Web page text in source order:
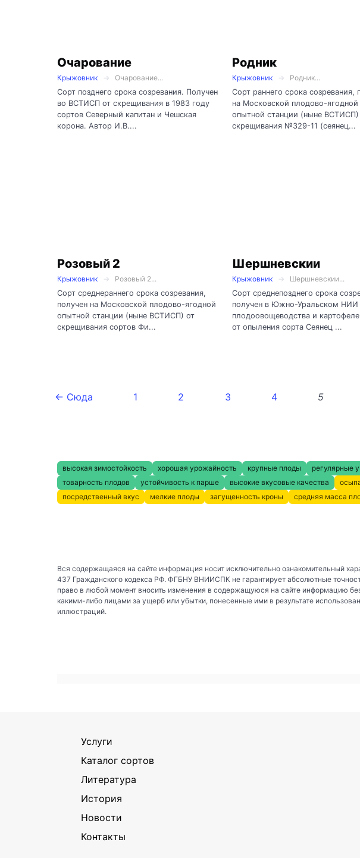
Очарование
Крыжовник
Очарование...
Сорт позднего срока созревания. Получен
во ВСТИСП от скрещивания в 1983 году
сортов Северный капитан и Чешская
корона. Автор И.В....
Родник
Крыжовник
Родник...
Сорт раннего срока созревания,
на Московской плодово-ягодной
опытной станции (ныне ВСТИСП)
скрещивания №329-11 (сеянец...
Розовый 2
Крыжовник
Розовый 2...
Сорт среднераннего срока созревания,
получен на Московской плодово-ягодной
опытной станции (ныне ВСТИСП) от
скрещивания сортов Фи...
Шершневскии
Крыжовник
Шершневскии...
Сорт среднепозднего срока
получен в Южно-Уральском НИИ
плодоовощеводства и
от опыления сорта Сеянец ...
← Сюда 1 2 3 4 5
высокая зимостойкость хорошая урожайность крупные плоды регулярные
товарность плодов
устойчивость к парше высокие вкусовые качества
посредственный вкус
мелкие плоды загущенность кроны средняя масса
Вся содержащаяся на сайте информация носит исключительно ознакомительный
437 Гражданского кодекса РФ. ФГБНУ ВНИИСПК не гарантирует абсолютные
право в любой момент вносить изменения в содержащуюся на сайте информацию
какими-либо лицами за ущерб или убытки, понесенные ими в результате
иллюстраций.
Услуги
Каталог сортов
Литература
История
Новости
Контакты